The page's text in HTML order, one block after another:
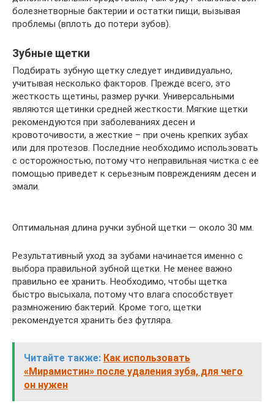
болезнетворные бактерии и остатки пищи, вызывая
проблемы (вплоть до потери зубов).
Зубные щетки
Подбирать зубную щетку следует индивидуально,
учитывая несколько факторов. Прежде всего, это
жесткость щетины, размер ручки. Универсальными
являются щетинки средней жесткости. Мягкие щетки
рекомендуются при заболеваниях десен и
кровоточивости, а жесткие – при очень крепких зубах
или для протезов. Последние необходимо использовать
с осторожностью, потому что неправильная чистка с ее
помощью приведет к серьезным повреждениям десен и
эмали.
Оптимальная длина ручки зубной щетки — около 30 мм.
Результативный уход за зубами начинается именно с
выбора правильной зубной щетки. Не менее важно
правильно ее хранить. Необходимо, чтобы щетка
быстро высыхала, потому что влага способствует
размножению бактерий. Кроме того, щетки
рекомендуется хранить без футляра.
Читайте также: Как использовать
«Мирамистин» после удаления зуба, для чего
он нужен